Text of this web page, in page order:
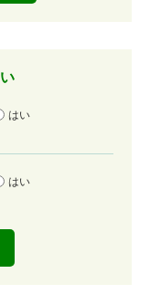
はい
はい